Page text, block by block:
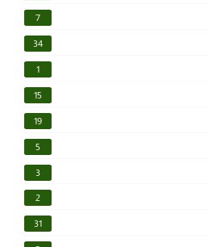
7
34
1
15
19
5
3
2
31